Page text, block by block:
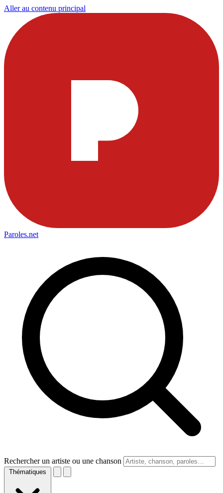
Aller au contenu principal
Paroles.net
Rechercher un artiste ou une chanson
Thématiques